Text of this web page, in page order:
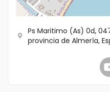
Ps Maritimo (As) 0d,
provincia de Almería,